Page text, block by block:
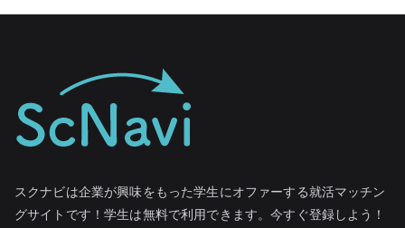
スクナビは企業が興味をもった学生にオファーする就活マッチン
グサイトです！学生は無料で利用できます。今すぐ登録しよう！